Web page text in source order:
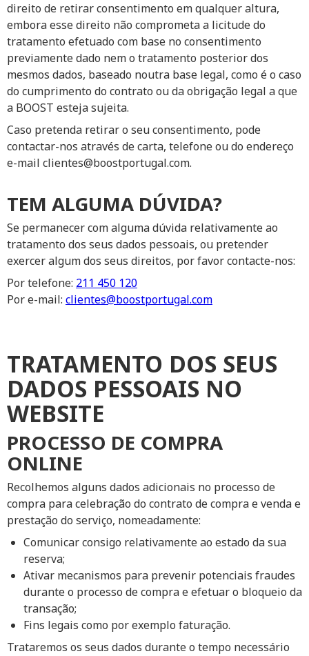
direito de retirar consentimento em qualquer altura,
embora esse direito não comprometa a licitude do
tratamento efetuado com base no consentimento
previamente dado nem o tratamento posterior dos
mesmos dados, baseado noutra base legal, como é o caso
do cumprimento do contrato ou da obrigação legal a que
a BOOST esteja sujeita.
Caso pretenda retirar o seu consentimento, pode
contactar-nos através de carta, telefone ou do endereço
e-mail clientes@boostportugal.com.
TEM ALGUMA DÚVIDA?
Se permanecer com alguma dúvida relativamente ao
tratamento dos seus dados pessoais, ou pretender
exercer algum dos seus direitos, por favor contacte-nos:
Por telefone: 211 450 120
Por e-mail: clientes@boostportugal.com
TRATAMENTO DOS SEUS
DADOS PESSOAIS NO
WEBSITE
PROCESSO DE COMPRA
ONLINE
Recolhemos alguns dados adicionais no processo de
compra para celebração do contrato de compra e venda e
prestação do serviço, nomeadamente:
Comunicar consigo relativamente ao estado da sua
reserva;
Ativar mecanismos para prevenir potenciais fraudes
durante o processo de compra e efetuar o bloqueio da
transação;
Fins legais como por exemplo faturação.
Trataremos os seus dados durante o tempo necessário